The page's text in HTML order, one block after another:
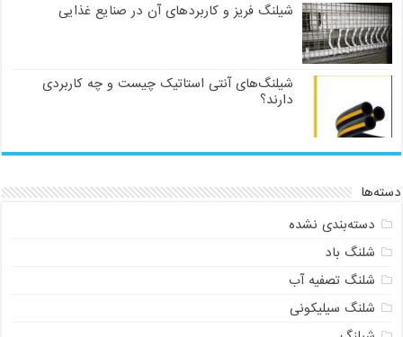
شیلنگ فریز و کاربردهای آن در صنایع غذایی
شیلنگ‌های آنتی استاتیک چیست و چه کاربردی
دارند؟
دسته‌ها
دسته‌بندی نشده
شلنگ باد
شلنگ تصفیه آب
شلنگ سیلیکونی